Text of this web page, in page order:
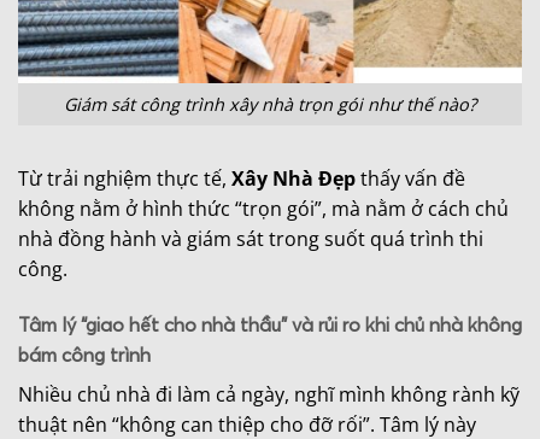
Giám sát công trình xây nhà trọn gói như thế nào?
Từ trải nghiệm thực tế, Xây Nhà Đẹpthấy vấn đề
không nằm ở hình thức “trọn gói”, mà nằm ở cách chủ
nhà đồng hành và giám sát trong suốt quá trình thi
công.
Tâm lý “giao hết cho nhà thầu” và rủi ro khi chủ nhà không
bám công trình
Nhiều chủ nhà đi làm cả ngày, nghĩ mình không rành kỹ
thuật nên “không can thiệp cho đỡ rối”. Tâm lý này